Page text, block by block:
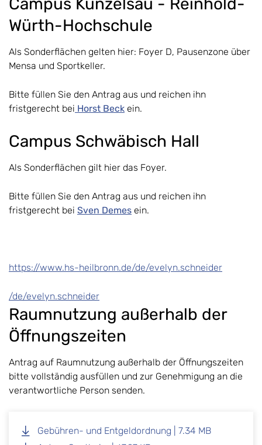
Würth-Hochschule
Als Sonderflächen gelten hier: Foyer D, Pausenzone über
Mensa und Sportkeller.
Bitte füllen Sie den Antrag aus und reichen ihn
fristgerecht bei Horst Beck ein.
Campus Schwäbisch Hall
Als Sonderflächen gilt hier das Foyer.
Bitte füllen Sie den Antrag aus und reichen ihn
fristgerecht bei Sven Demes ein.
https://www.hs-heilbronn.de/de/evelyn.schneider
/de/evelyn.schneider
Raumnutzung außerhalb der
Öffnungszeiten
Antrag auf Raumnutzung außerhalb der Öffnungszeiten
bitte vollständig ausfüllen und zur Genehmigung an die
verantwortliche Person senden.
Gebühren- und Entgeldordnung | 7.34 MB